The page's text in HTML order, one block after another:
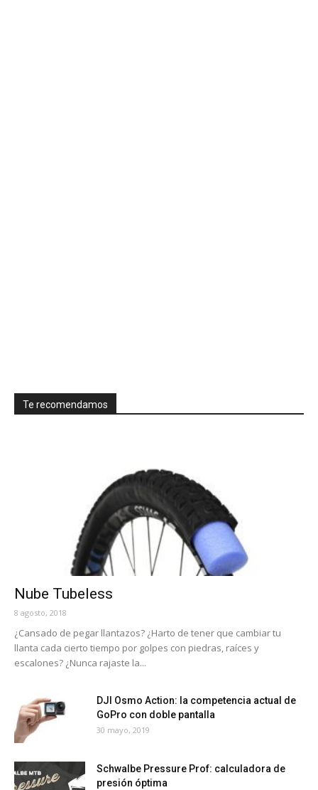
Te recomendamos
Nube Tubeless
8 agosto, 2018
¿Cansado de pegar llantazos? ¿Harto de tener que cambiar tu
llanta cada cierto tiempo por golpes con piedras, raíces y
escalones? ¿Nunca rajaste la...
DJI Osmo Action: la competencia actual de
GoPro con doble pantalla
30 mayo, 2019
Schwalbe Pressure Prof: calculadora de
presión óptima